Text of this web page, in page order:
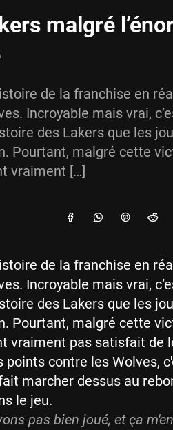
malgré
de la franchise en
Incroyable mais vrai,
des Lakers que les
Pourtant, malgré cette
vraiment […]
de la franchise en
Incroyable mais vrai,
des Lakers que les
Pourtant, malgré cette
vraiment pas satisfait de
contre les Wolves,
marcher dessus au
le jeu.
pas bien joué, et ça